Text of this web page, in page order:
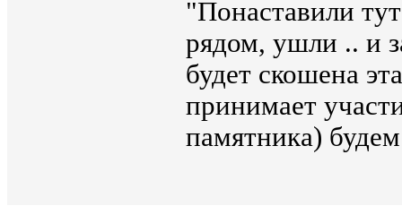
"Понаставили
рядом, ушли .. и
будет скошена
принимает
памятника)